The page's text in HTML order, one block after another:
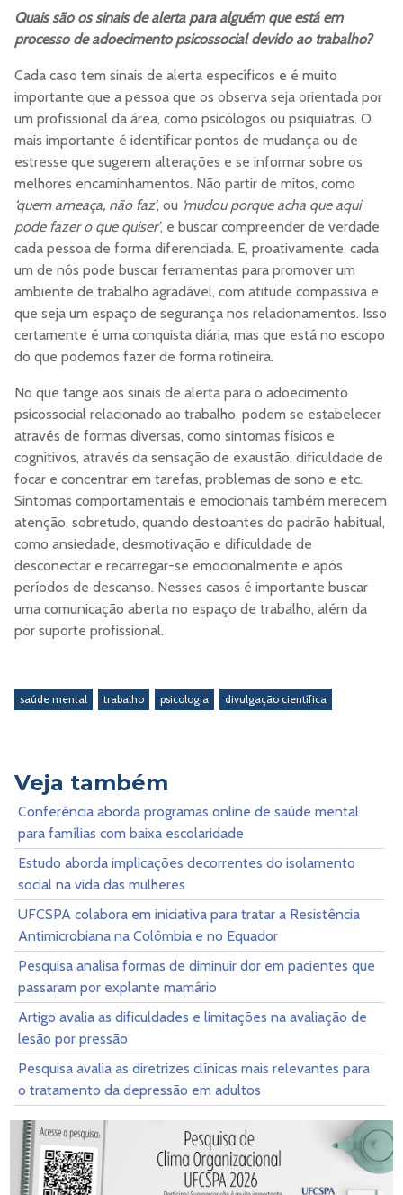
Quais são os sinais de alerta para alguém que está em
processo de adoecimento psicossocial devido ao trabalho?
Cada caso tem sinais de alerta específicos e é muito
importante que a pessoa que os observa seja orientada por
um profissional da área, como psicólogos ou psiquiatras. O
mais importante é identificar pontos de mudança ou de
estresse que sugerem alterações e se informar sobre os
melhores encaminhamentos. Não partir de mitos, como
‘quem ameaça, não faz’, ou ‘mudou porque acha que aqui
pode fazer o que quiser’, e buscar compreender de verdade
cada pessoa de forma diferenciada. E, proativamente, cada
um de nós pode buscar ferramentas para promover um
ambiente de trabalho agradável, com atitude compassiva e
que seja um espaço de segurança nos relacionamentos. Isso
certamente é uma conquista diária, mas que está no escopo
do que podemos fazer de forma rotineira.
No que tange aos sinais de alerta para o adoecimento
psicossocial relacionado ao trabalho, podem se estabelecer
através de formas diversas, como sintomas físicos e
cognitivos, através da sensação de exaustão, dificuldade de
focar e concentrar em tarefas, problemas de sono e etc.
Sintomas comportamentais e emocionais também merecem
atenção, sobretudo, quando destoantes do padrão habitual,
como ansiedade, desmotivação e dificuldade de
desconectar e recarregar-se emocionalmente e após
períodos de descanso. Nesses casos é importante buscar
uma comunicação aberta no espaço de trabalho, além da
por suporte profissional.
saúde mental trabalho psicologia divulgação científica
Veja também
Conferência aborda programas online de saúde mental
para famílias com baixa escolaridade
Estudo aborda implicações decorrentes do isolamento
social na vida das mulheres
UFCSPA colabora em iniciativa para tratar a Resistência
Antimicrobiana na Colômbia e no Equador
Pesquisa analisa formas de diminuir dor em pacientes que
passaram por explante mamário
Artigo avalia as dificuldades e limitações na avaliação de
lesão por pressão
Pesquisa avalia as diretrizes clínicas mais relevantes para
o tratamento da depressão em adultos